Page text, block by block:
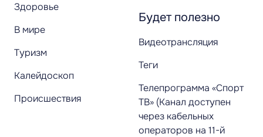
Здоровье
В мире
Туризм
Калейдоскоп
Происшествия
Будет полезно
Видеотрансляция
Теги
Телепрограмма «Спорт
ТВ» (Канал доступен
через кабельных
операторов на 11-й